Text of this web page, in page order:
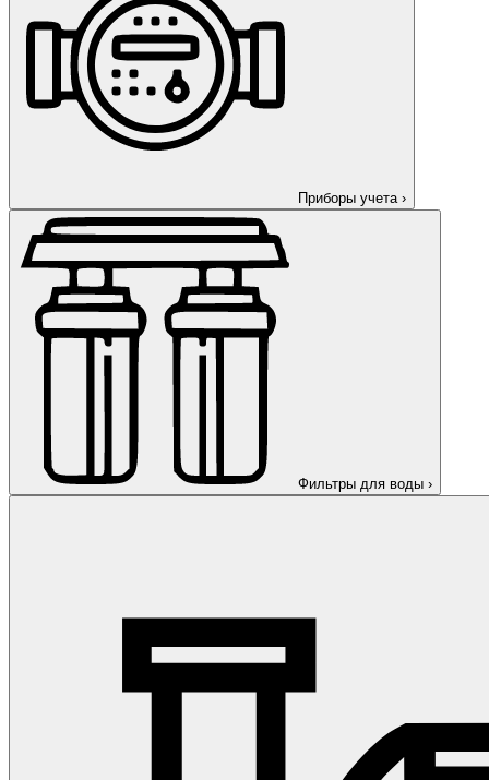
Приборы учета ›
Фильтры для воды ›